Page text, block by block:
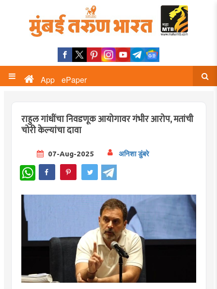
App ePaper
राहुल गांधींचा निवडणूक आयोगावर गंभीर आरोप, मतांची
चोरी केल्यांचा दावा
07-Aug-2025 अनिशा डुंबरे
WhatsApp